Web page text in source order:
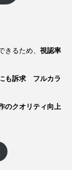
るため、 視認率
も訴求 フルカラ
のクオリティ向上